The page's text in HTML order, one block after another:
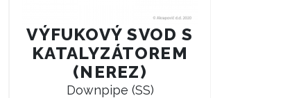
VÝFUKOVÝ SVOD S
KATALYZÁTOREM
(NEREZ)
Downpipe (SS)